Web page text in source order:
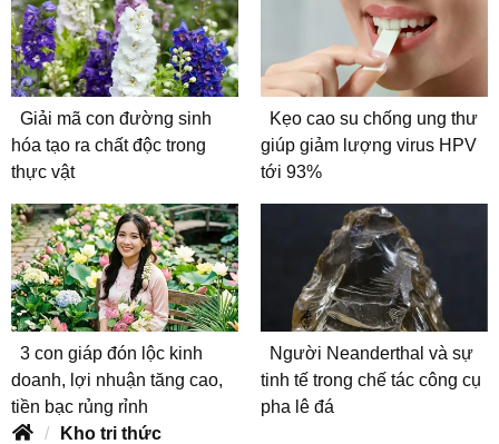
Giải mã con đường sinh
hóa tạo ra chất độc trong
thực vật
Kẹo cao su chống ung thư
giúp giảm lượng virus HPV
tới 93%
3 con giáp đón lộc kinh
doanh, lợi nhuận tăng cao,
tiền bạc rủng rỉnh
Người Neanderthal và sự
tinh tế trong chế tác công cụ
pha lê đá
Kho tri thức